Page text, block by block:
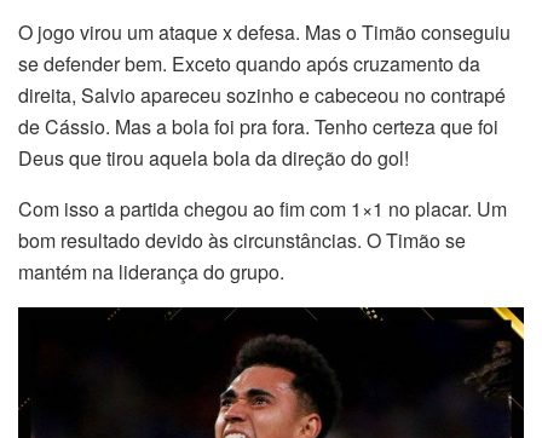
O jogo virou um ataque x defesa. Mas o Timão conseguiu
se defender bem. Exceto quando após cruzamento da
direita, Salvio apareceu sozinho e cabeceou no contrapé
de Cássio. Mas a bola foi pra fora. Tenho certeza que foi
Deus que tirou aquela bola da direção do gol!
Com isso a partida chegou ao fim com 1×1 no placar. Um
bom resultado devido às circunstâncias. O Timão se
mantém na liderança do grupo.